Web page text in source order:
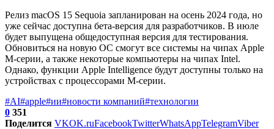
Релиз macOS 15 Sequoia запланирован на осень 2024 года, но
уже сейчас доступна бета-версия для разработчиков. В июле
будет выпущена общедоступная версия для тестирования.
Обновиться на новую ОС смогут все системы на чипах Apple
M-серии, а также некоторые компьютеры на чипах Intel.
Однако, функции Apple Intelligence будут доступны только на
устройствах с процессорами M-серии.
#AI#apple#ии#новости компаний#технологии
0 351
Поделится VKOK.ruFacebookTwitterWhatsAppTelegramViber